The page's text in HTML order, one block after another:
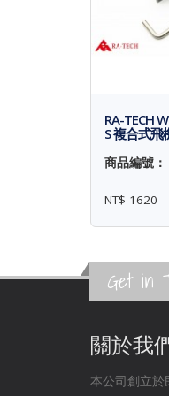
RA-TECH
S 複合式飛
商品編號
NT$ 1620
Get in
關於我
本公司創立於